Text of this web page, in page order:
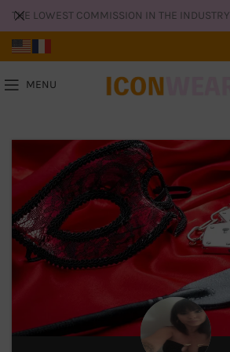
MENU
THE LOWEST COMMISSION IN THE INDUSTRY